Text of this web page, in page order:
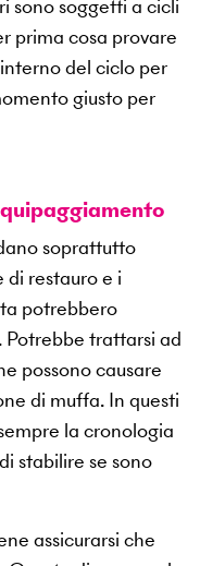
sono soggetti a cicli
prima cosa provare
del ciclo per
giusto per
soprattutto
di restauro e i
potrebbero
trattarsi ad
possono causare
di muffa. In questi
la cronologia
stabilire se sono
assicurarsi che